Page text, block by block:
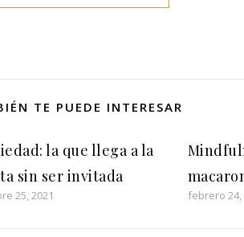
TE PUEDE INTERESAR
la que llega a la
sin ser invitada
25, 2021 febrero 24,